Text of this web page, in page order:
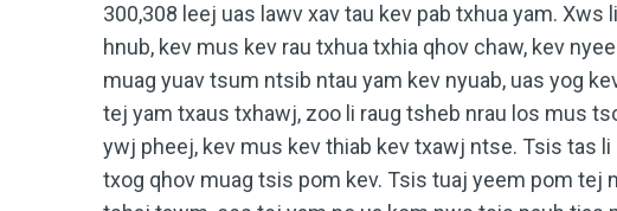
300,308 leej uas lawv xav tau kev pab txhua yam.
hnub, kev mus kev rau txhua txhia qhov chaw, kev
muag yuav tsum ntsib ntau yam kev nyuab, uas yog
tej yam txaus txhawj, zoo li raug tsheb nrau los mus
ywj pheej, kev mus kev thiab kev txawj ntse. Tsis tas
txog qhov muag tsis pom kev. Tsis tuaj yeem pom tej